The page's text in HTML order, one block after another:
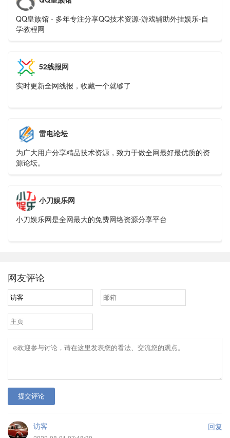
QQ皇族馆 - 多年专注分享QQ技术资源-游戏辅助外挂娱乐-自
学教程网
52线报网
实时更新全网线报，收藏一个就够了
雷电论坛
为广大用户分享精品技术资源，致力于做全网最好最优质的资
源论坛。
小刀娱乐网
小刀娱乐网是全网最大的免费网络资源分享平台
网友评论
提交评论
访客 回复